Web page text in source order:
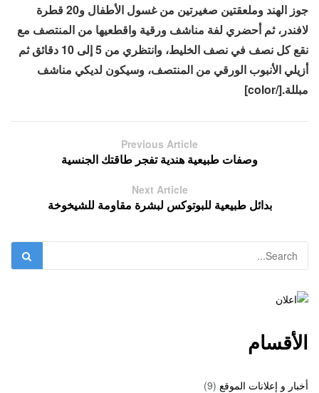
جوز الهند وملعقتين صغيرتين من غسول الأطفال و20 قطرة
لافندر، ثم أحضري لفة مناشف ورقية واقطعيها من المنتصف مع
نقع كل نصف في نصف الخليط، وانتظري من 5 إلى 10 دقائق ثم
أزيلي الأنبوب الورقي من المنتصف، وسيكون لديكي مناشف
مبللة.[/color]
Previous Article
وصفات طبيعية هندية تفجر طاقتك الجنسية
Next Article
بدائل طبيعية للبوتوكس لبشرة مقاومة للشيخوخة
الأقسام
أخبار و إعلانات الموقع (9)